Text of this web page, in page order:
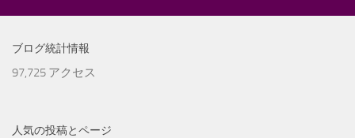
ブログ統計情報
97,725 アクセス
人気の投稿とページ